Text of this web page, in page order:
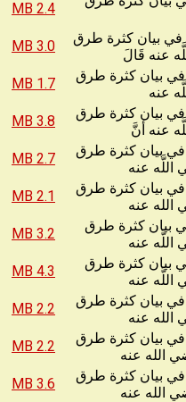
2.4 MB
بيان كثرة طرق
3.0 MB
بيان كثرة طرق
1.7 MB
بيان كثرة طرق
3.8 MB
بيان كثرة طرق
2.7 MB
بيان كثرة طرق
2.1 MB
بيان كثرة طرق
3.2 MB
بيان كثرة طرق
4.3 MB
بيان كثرة طرق
2.2 MB
بيان كثرة طرق
2.2 MB
بيان كثرة طرق
3.6 MB